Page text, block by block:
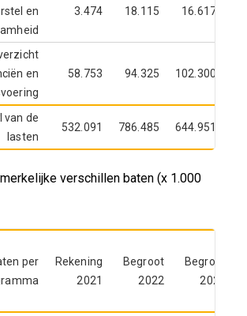
en
3.474 18.115 16.617
en
58.753 94.325 102.300
van de
lasten
532.091 786.485 644.951
verschillen baten (x 1.000
per
Rekening
2021
Begroot
2022
Begroot
2023